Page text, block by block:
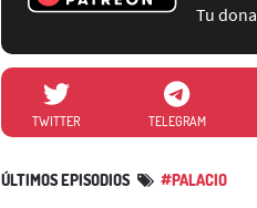
Tu
TWITTER TELEGRAM
ÚLTIMOS EPISODIOS #PALACIO